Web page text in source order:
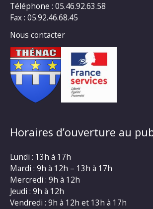
Téléphone : 05.46.92.63.58
Fax : 05.92.46.68.45
Nous contacter
Horaires d’ouverture au
Lundi : 13h à 17h
Mardi : 9h à 12h – 13h à 17h
Mercredi : 9h à 12h
Jeudi : 9h à 12h
Vendredi : 9h à 12h et 13h à 17h